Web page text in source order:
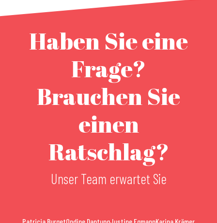
Haben Sie eine
Frage?
Brauchen Sie
einen
Ratschlag?
Unser Team erwartet Sie